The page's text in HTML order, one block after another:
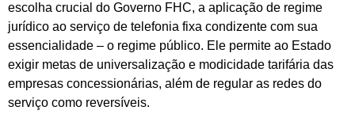
escolha crucial do Governo FHC, a aplicação de regime
jurídico ao serviço de telefonia fixa condizente com sua
essencialidade – o regime público. Ele permite ao Estado
exigir metas de universalização e modicidade tarifária das
empresas concessionárias, além de regular as redes do
serviço como reversíveis.